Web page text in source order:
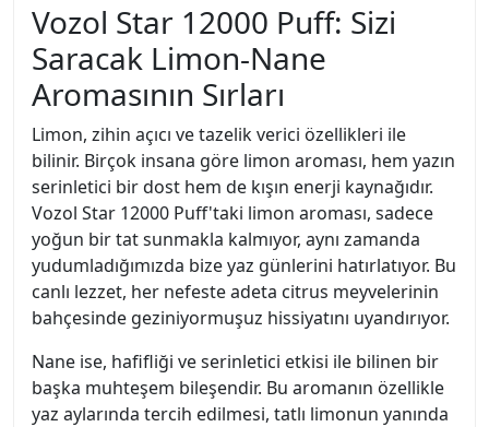
Vozol Star 12000 Puff: Sizi
Saracak Limon-Nane
Aromasının Sırları
Limon, zihin açıcı ve tazelik verici özellikleri ile
bilinir. Birçok insana göre limon aroması, hem yazın
serinletici bir dost hem de kışın enerji kaynağıdır.
Vozol Star 12000 Puff'taki limon aroması, sadece
yoğun bir tat sunmakla kalmıyor, aynı zamanda
yudumladığımızda bize yaz günlerini hatırlatıyor. Bu
canlı lezzet, her nefeste adeta citrus meyvelerinin
bahçesinde geziniyormuşuz hissiyatını uyandırıyor.
Nane ise, hafifliği ve serinletici etkisi ile bilinen bir
başka muhteşem bileşendir. Bu aromanın özellikle
yaz aylarında tercih edilmesi, tatlı limonun yanında